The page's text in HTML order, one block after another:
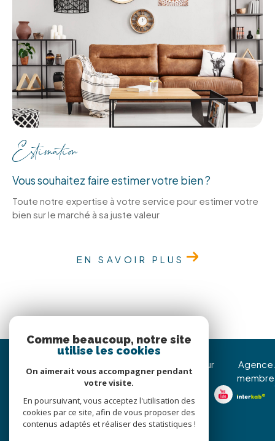
Estimation
Vous souhaitez faire estimer votre bien ?
Toute notre expertise à votre service pour estimer votre
bien sur le marché à sa juste valeur
EN SAVOIR PLUS
christophe@immojoy.com
8 Avenue Jean Pierre
Nous suivre sur
Agence
membre
Comme beaucoup, notre site
utilise les cookies
On aimerait vous accompagner pendant
votre visite.
En poursuivant, vous acceptez l'utilisation des
cookies par ce site, afin de vous proposer des
contenus adaptés et réaliser des statistiques !